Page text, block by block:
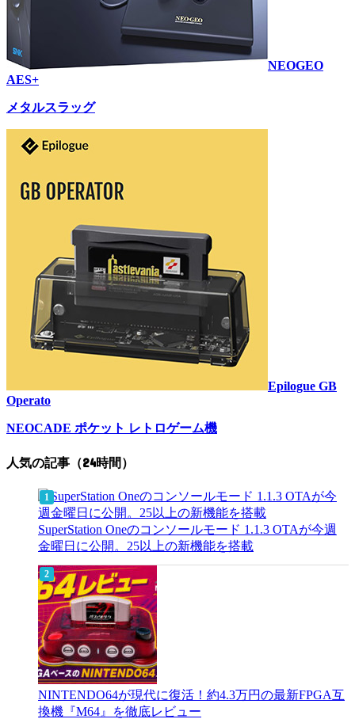
NEOGEO
AES+
メタルスラッグ
Epilogue GB
Operato
NEOCADE ポケット レトロゲーム機
人気の記事（24時間）
SuperStation Oneのコンソールモード 1.1.3 OTAが今週
金曜日に公開。25以上の新機能を搭載
NINTENDO64が現代に復活！約4.3万円の最新FPGA互
換機『M64』を徹底レビュー